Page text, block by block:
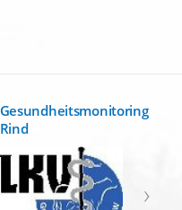
Gesundheitsmonitoring
Rind